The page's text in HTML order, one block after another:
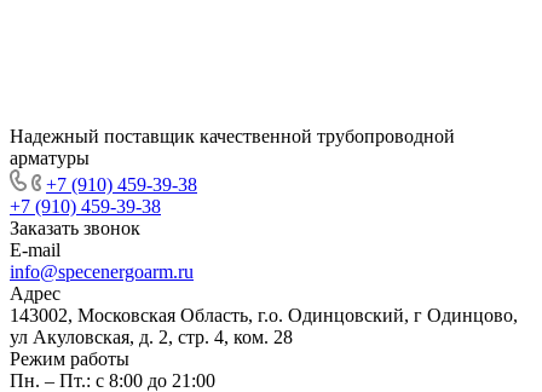
Надежный поставщик качественной трубопроводной
арматуры
+7 (910) 459-39-38
+7 (910) 459-39-38
Заказать звонок
E-mail
info@specenergoarm.ru
Адрес
143002, Московская Область, г.о. Одинцовский, г Одинцово,
ул Акуловская, д. 2, стр. 4, ком. 28
Режим работы
Пн. – Пт.: с 8:00 до 21:00